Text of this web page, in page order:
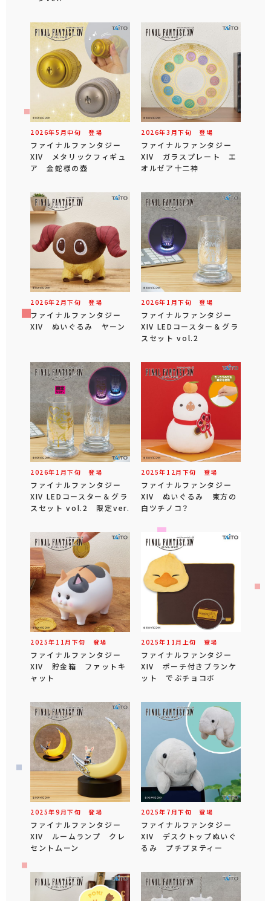
2026年5 月中旬 登場
ファイナルファンタジー
XIV メタリックフィギュ
ア 金蛇様の壺
2026年3 月下旬 登場
ファイナルファンタジー
XIV ガラスプレート エ
オルゼア十二神
2026年 2 月下旬 登場
ファイナルファンタジー
XIV ぬいぐるみ ヤーン
2026年 1 月下旬 登場
ファイナルファンタジー
XIV LEDコースター＆グラ
スセット vol.2
2026年 1 月下旬 登場
ファイナルファンタジー
XIV LEDコースター＆グラ
スセット vol.2 限定ver.
2025年 12 月 下旬 登場
ファイナルファンタジー
XIV ぬいぐるみ 東方の
白ツチノコ？
2025年 11 月 下旬 登場
ファイナルファンタジー
XIV 貯金箱 ファットキ
ャット
2025年 11 月 上旬 登場
ファイナルファンタジー
XIV ポーチ付きブランケ
ット でぶチョコボ
2025年9 月下旬 登場
ファイナルファンタジー
XIV ルームランプ クレ
セントムーン
2025年 7 月下旬 登場
ファイナルファンタジー
XIV デスクトップぬいぐ
るみ プチプヌティー